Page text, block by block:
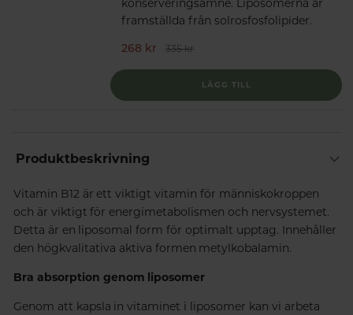
konserveringsämne. Liposomerna är
framställda från solrosfosfolipider.
268 kr
335 kr
LÄGG TILL
Produktbeskrivning
Vitamin B12 är ett viktigt vitamin för människokroppen
och är viktigt för energimetabolismen och nervsystemet.
Detta är en liposomal form för optimalt upptag. Innehåller
den högkvalitativa aktiva formen metylkobalamin.
Bra absorption genom liposomer
Genom att kapsla in vitaminet i liposomer kan vi arbeta